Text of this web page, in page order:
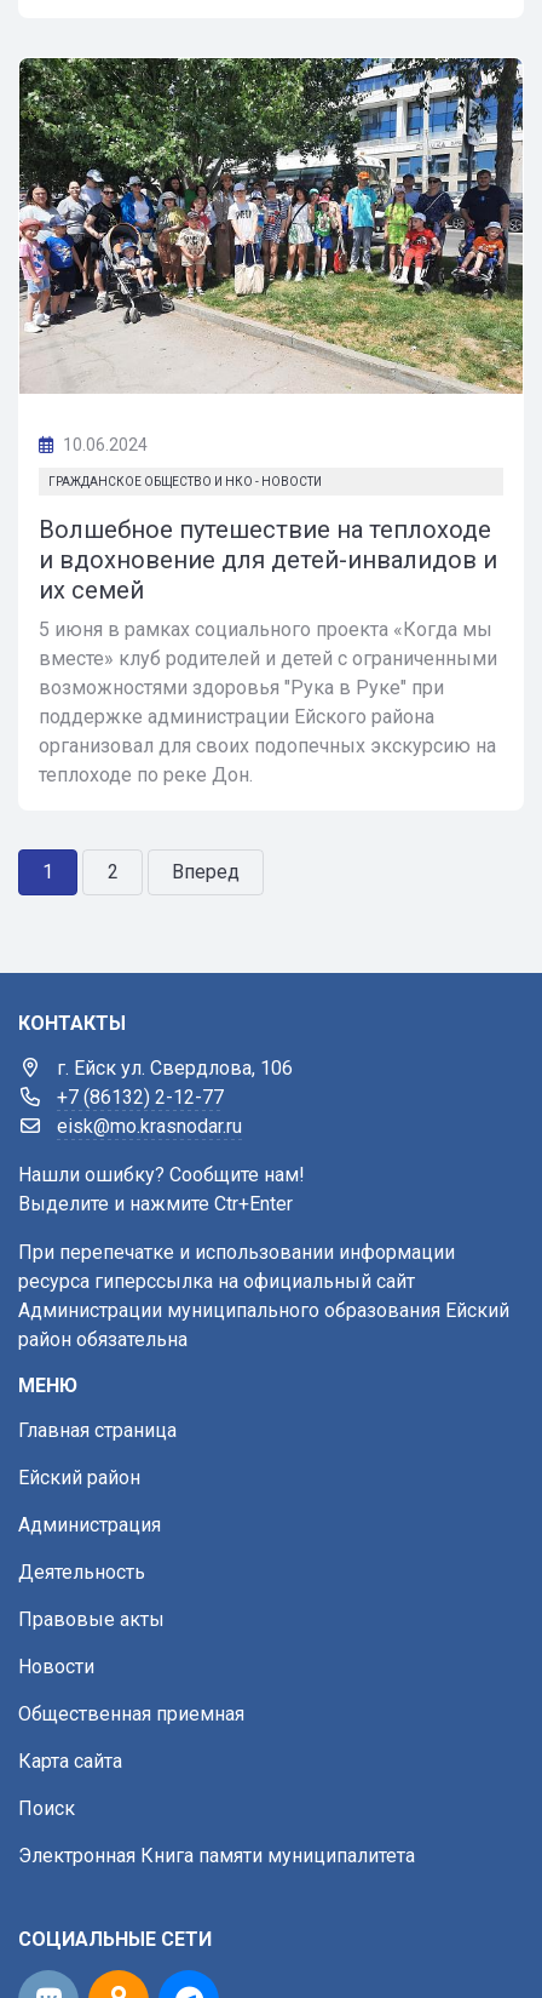
10.06.2024
ГРАЖДАНСКОЕ ОБЩЕСТВО И НКО - НОВОСТИ
Волшебное путешествие на теплоходе
и вдохновение для детей-инвалидов и
их семей
5 июня в рамках социального проекта «Когда мы
вместе» клуб родителей и детей с ограниченными
возможностями здоровья "Рука в Руке" при
поддержке администрации Ейского района
организовал для своих подопечных экскурсию на
теплоходе по реке Дон.
1 2 Вперед
КОНТАКТЫ
г. Ейск ул. Свердлова, 106
+7 (86132) 2-12-77
eisk@mo.krasnodar.ru
Нашли ошибку? Сообщите нам!
Выделите и нажмите Ctr+Enter
При перепечатке и использовании информации
ресурса гиперссылка на официальный сайт
Администрации муниципального образования Ейский
район обязательна
МЕНЮ
Главная страница
Ейский район
Администрация
Деятельность
Правовые акты
Новости
Общественная приемная
Карта сайта
Поиск
Электронная Книга памяти муниципалитета
СОЦИАЛЬНЫЕ СЕТИ